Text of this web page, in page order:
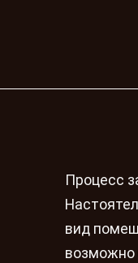
Процесс
вид
возможно